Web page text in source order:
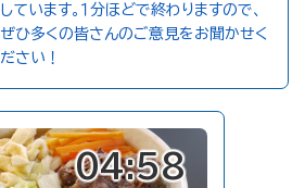
しています。１分ほどで終わりますので、
ぜひ多くの皆さんのご意見をお聞かせく
ださい！
04:58